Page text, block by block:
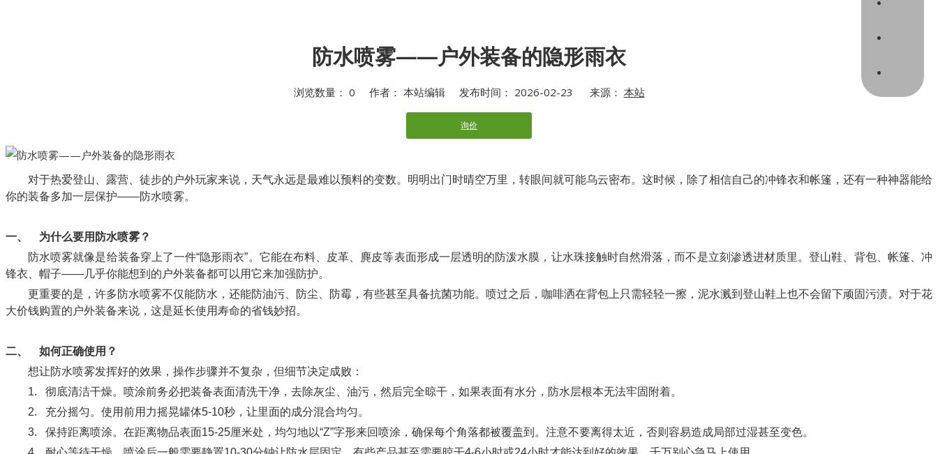
防水喷雾——户外装备的隐形雨衣
浏览数量： 0 作者： 本站编辑 发布时间： 2026-02-23 来源： 本站
询价
["facebook","twitter","line","wechat","linkedin","pinterest","whatsapp"]
对于热爱登山、露营、徒步的户外玩家来说，天气永远是最难以预料的变数。明明出门时晴空万里，转眼间就可能乌云密布。这时候，除了相信自己的冲锋衣和帐篷，还有一种神器能给
你的装备多加一层保护——防水喷雾。
一、
为什么要用防水喷雾？
防水喷雾就像是给装备穿上了一件“隐形雨衣”。它能在布料、皮革、麂皮等表面形成一层透明的防泼水膜，让水珠接触时自然滑落，而不是立刻渗透进材质里。登山鞋、背包、帐篷、冲
锋衣、帽子——几乎你能想到的户外装备都可以用它来加强防护。
更重要的是，许多防水喷雾不仅能防水，还能防油污、防尘、防霉，有些甚至具备抗菌功能。喷过之后，咖啡洒在背包上只需轻轻一擦，泥水溅到登山鞋上也不会留下顽固污渍。对于花
大价钱购置的户外装备来说，这是延长使用寿命的省钱妙招。
二、
如何正确使用？
想让防水喷雾发挥好的效果，操作步骤并不复杂，但细节决定成败：
1.
彻底清洁干燥。喷涂前务必把装备表面清洗干净，去除灰尘、油污，然后完全晾干，如果表面有水分，防水层根本无法牢固附着。
2.
充分摇匀。使用前用力摇晃罐体5-10秒，让里面的成分混合均匀。
3.
保持距离喷涂。在距离物品表面15-25厘米处，均匀地以“Z”字形来回喷涂，确保每个角落都被覆盖到。注意不要离得太近，否则容易造成局部过湿甚至变色。
+46